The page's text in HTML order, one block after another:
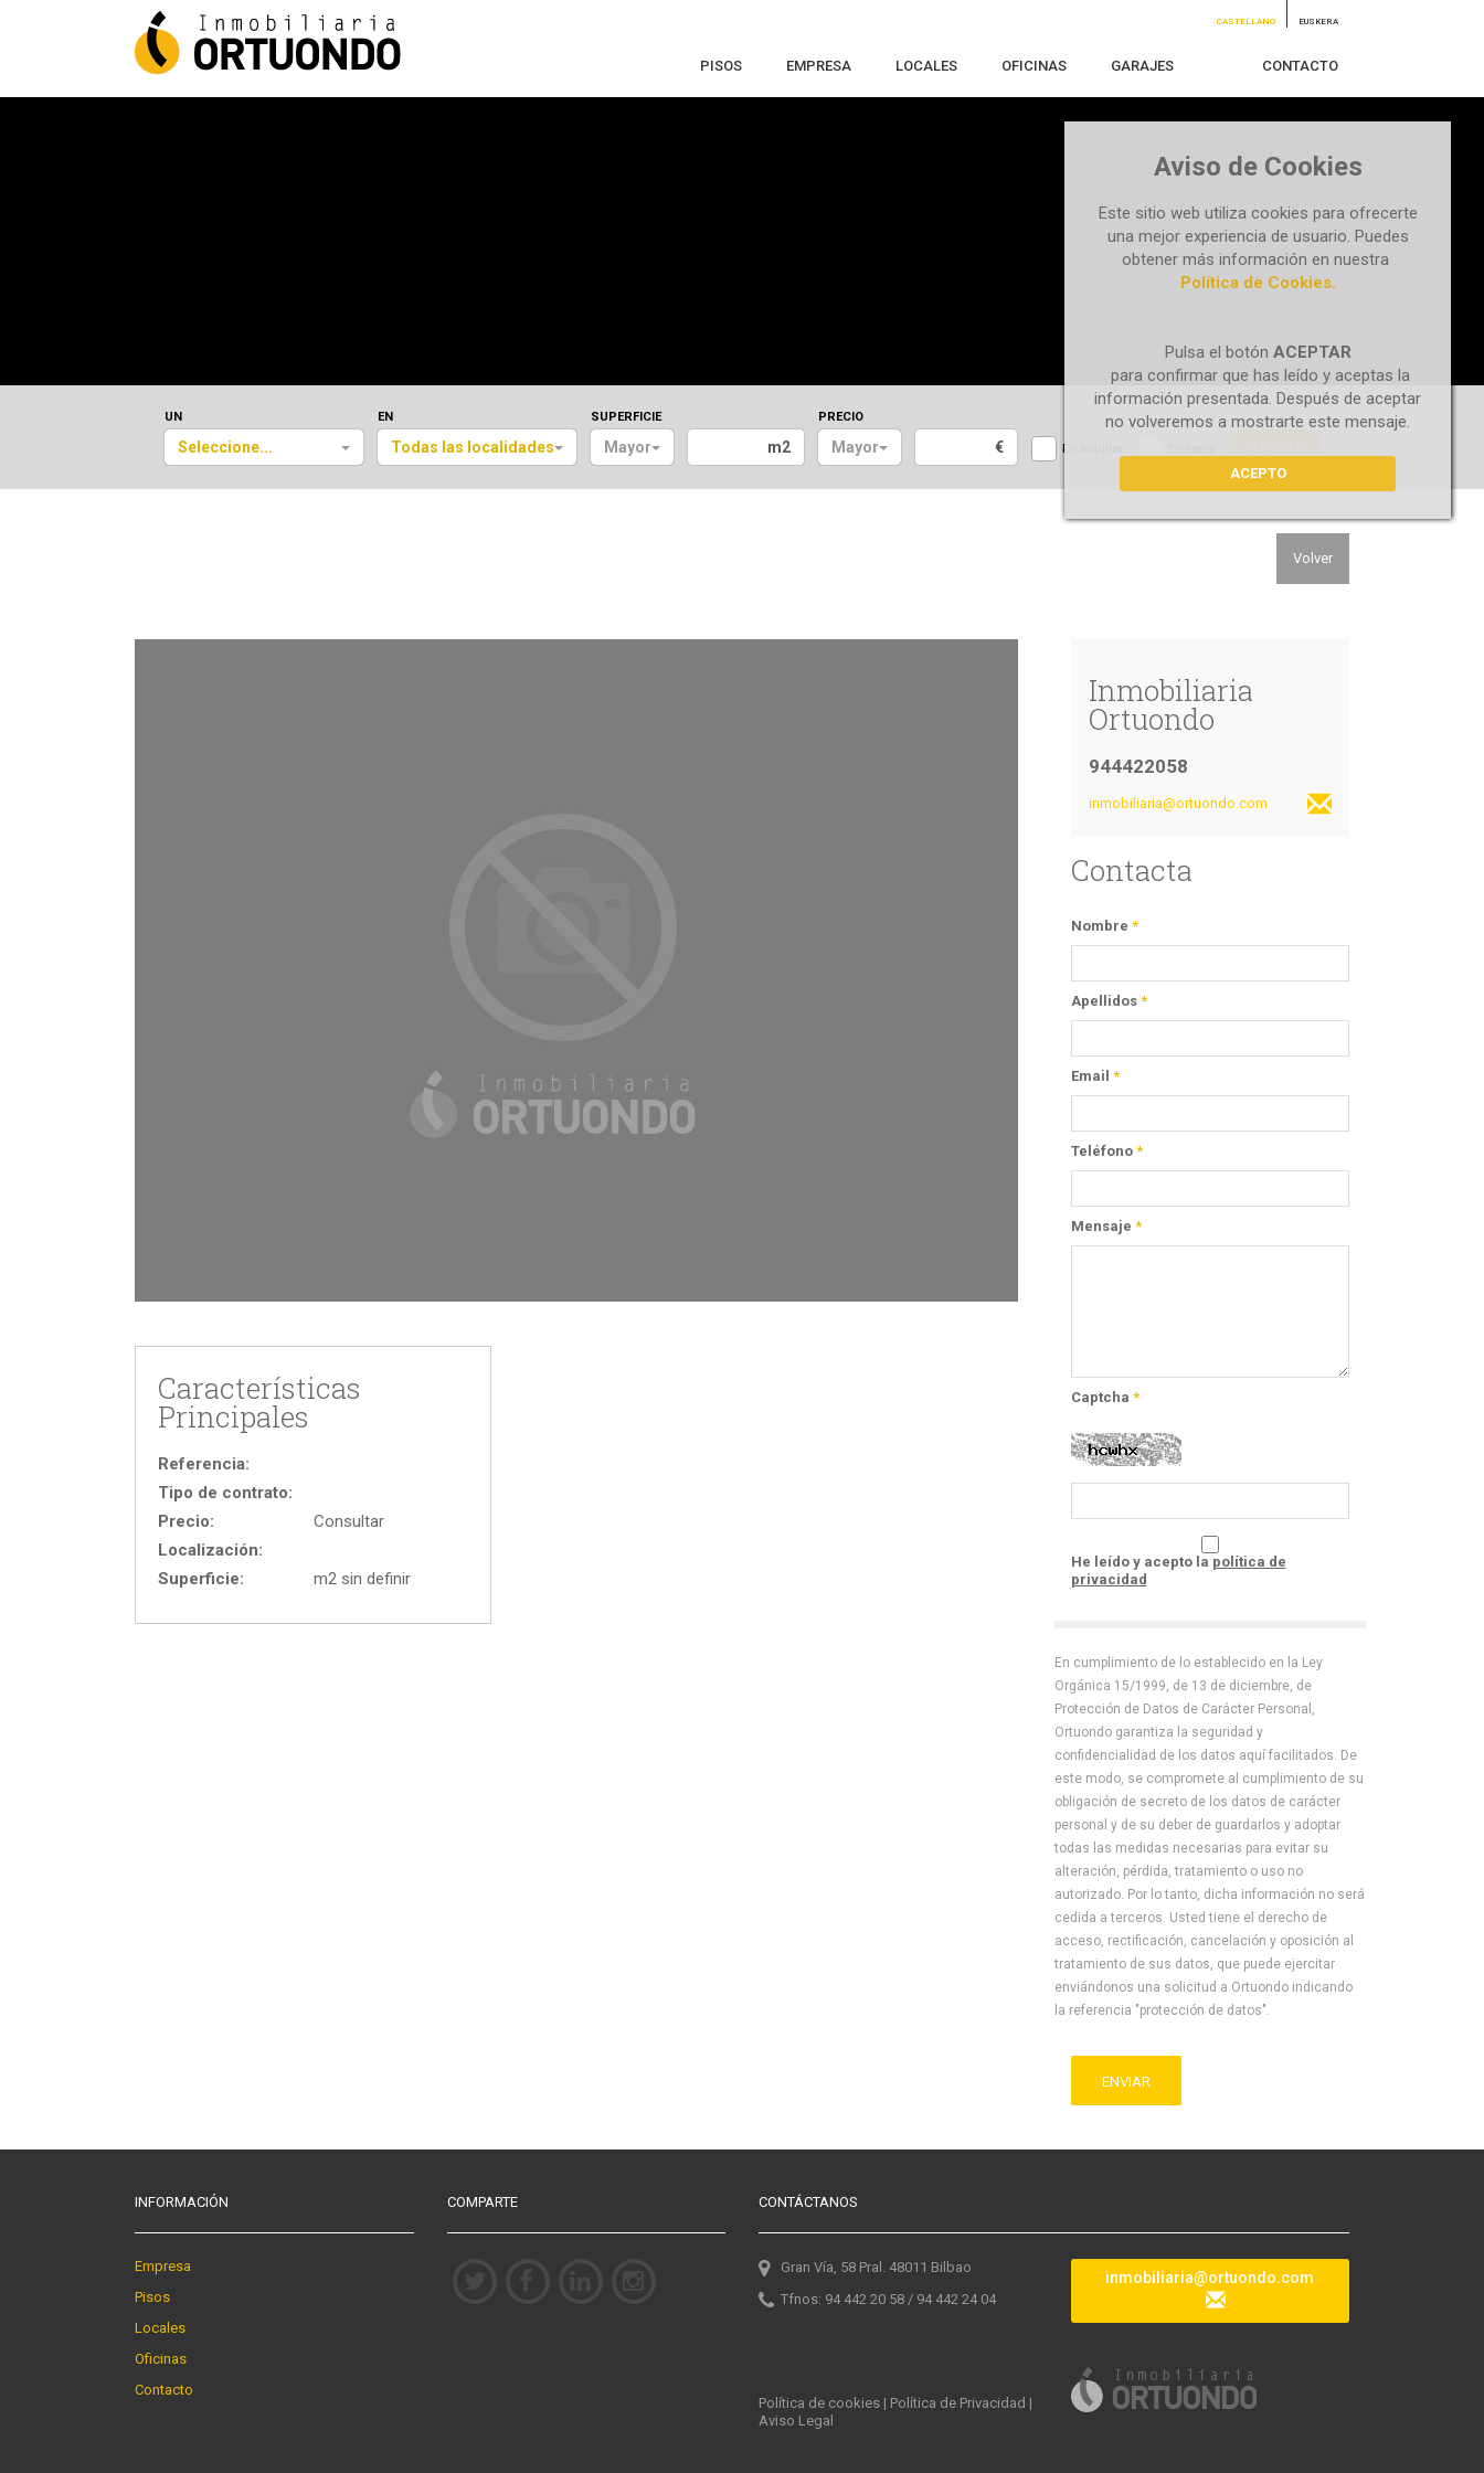
Aviso de Cookies
Este sitio web utiliza cookies para ofrecerte
una mejor experiencia de usuario. Puedes
obtener más información en nuestra
Política de Cookies.
Pulsa el botón ACEPTAR
para confirmar que has leído y aceptas la
información presentada. Después de aceptar
no volveremos a mostrarte este mensaje.
ACEPTO
CASTELLANO EUSKERA
PISOS EMPRESA LOCALES OFICINAS GARAJES CONTACTO
UN
Seleccione...
EN
Todas las localidades
SUPERFICIE
Mayor m2
PRECIO
Mayor € En alquiler
Volver
Características
Principales
Referencia:
Tipo de contrato:
Precio:
Consultar
Localización:
Superficie:
m2 sin definir
Inmobiliaria
Ortuondo
944422058
inmobiliaria@ortuondo.com
Contacta
Nombre *
Apellidos *
Email *
Teléfono *
Mensaje *
Captcha *
He leído y acepto la política de
privacidad
En cumplimiento de lo establecido en la Ley
Orgánica 15/1999, de 13 de diciembre, de
Protección de Datos de Carácter Personal,
Ortuondo garantiza la seguridad y
confidencialidad de los datos aquí facilitados. De
este modo, se compromete al cumplimiento de su
obligación de secreto de los datos de carácter
personal y de su deber de guardarlos y adoptar
todas las medidas necesarias para evitar su
alteración, pérdida, tratamiento o uso no
autorizado. Por lo tanto, dicha información no será
cedida a terceros. Usted tiene el derecho de
acceso, rectificación, cancelación y oposición al
tratamiento de sus datos, que puede ejercitar
enviándonos una solicitud a Ortuondo indicando
la referencia "protección de datos".
ENVIAR
INFORMACIÓN
Empresa
Pisos
Locales
Oficinas
Contacto
COMPARTE CONTÁCTANOS
Gran Vía, 58 Pral. 48011 Bilbao
Tfnos: 94 442 20 58 / 94 442 24 04
inmobiliaria@ortuondo.com
Política de cookies | Política de Privacidad |
Aviso Legal